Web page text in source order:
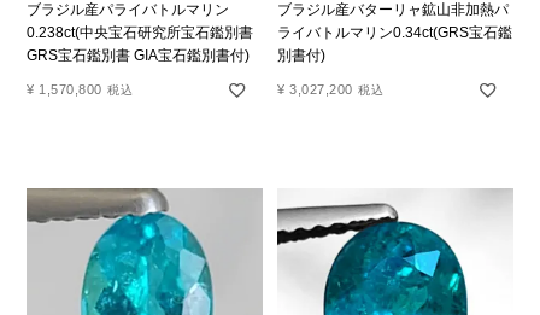
ブラジル産パライバトルマリン
0.238ct(中央宝石研究所宝石鑑別書
GRS宝石鑑別書 GIA宝石鑑別書付)
¥ 1,570,800 税込
ブラジル産バターリャ鉱山非加熱パ
ライバトルマリン0.34ct(GRS宝石鑑
別書付)
¥ 3,027,200 税込